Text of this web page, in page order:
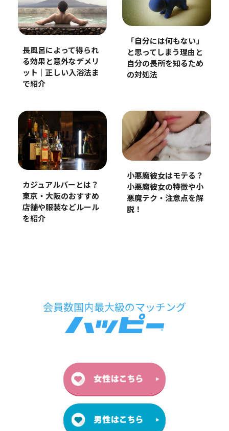
長風呂によって得られ
る効果と意外なデメリ
ット｜正しい入浴法ま
で紹介
「自分には何もない」
と思ってしまう理由と
自分の長所を知るため
の対処法
カジュアルバーとは？
東京・大阪のおすすめ
店舗や服装などルール
を紹介
小悪魔彼女はモテる？
小悪魔彼女の特徴や小
悪魔テク・注意点を解
説！